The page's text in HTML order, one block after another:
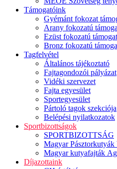
Támogatóink
Gyémánt fokozat
Arany fokozatú
Ezüst fokozatú
Bronz fokozatú
Tagfelvétel
Általános tájékoztató
Fajtagondozói pályázat
Vidéki szervezet
Fajta egyesület
Sportegyesület
Pártoló tagok szekciója
Belépési nyilatkozatok
Sportbizottságok
SPORTBIZOTTSÁG
Magyar Pásztorkutyák
Magyar kutyafajták
Díjazottaink